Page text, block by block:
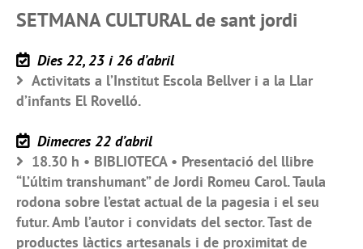
SETMANA CULTURAL de sant jordi
Dies 22, 23 i 26 d’abril
Activitats a l’Institut Escola Bellver i a la Llar
d’infants El Rovelló.
Dimecres 22 d’abril
18.30 h • BIBLIOTECA • Presentació del llibre
“L’últim transhumant” de Jordi Romeu Carol. Taula
rodona sobre l’estat actual de la pagesia i el seu
futur. Amb l’autor i convidats del sector. Tast de
productes làctics artesanals i de proximitat de